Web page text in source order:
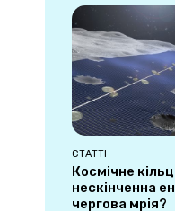
СТАТТІ
Космічне
нескінченна
чергова мрія?